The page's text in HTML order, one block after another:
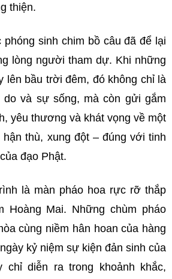
thiện.
sinh chim bồ câu đã để lại
lòng người tham dự. Khi những
lên bầu trời đêm, đó không chỉ là
và sự sống, mà còn gửi gắm
yêu thương và khát vọng về một
thù, xung đột – đúng với tinh
đạo Phật.
là màn pháo hoa rực rỡ thắp
Hoàng Mai. Những chùm pháo
cùng niềm hân hoan của hàng
kỷ niệm sự kiện đản sinh của
chỉ diễn ra trong khoảnh khắc,